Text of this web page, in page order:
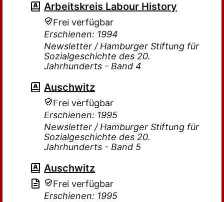
Arbeitskreis Labour History
Frei verfügbar
Erschienen: 1994
Newsletter / Hamburger Stiftung für
Sozialgeschichte des 20.
Jahrhunderts - Band 4
Auschwitz
Frei verfügbar
Erschienen: 1995
Newsletter / Hamburger Stiftung für
Sozialgeschichte des 20.
Jahrhunderts - Band 5
Auschwitz
Frei verfügbar
Erschienen: 1995